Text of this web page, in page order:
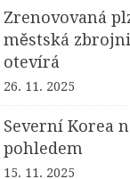
Zrenovovaná
městská
otevírá
26. 11. 2025
Severní Korea
pohledem
15. 11. 2025